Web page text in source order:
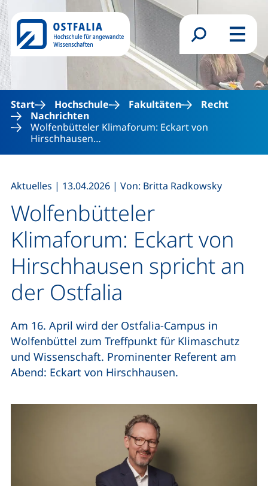
Direkt zum Inhalt
Suchformular
Menü
Start Hochschule Fakultäten
Recht
Nachrichten
Wolfenbütteler Klimaforum: Eckart von
Hirschhausen…
Wolfenbütteler
Klimaforum: Eckart von
Hirschhausen spricht an
der Ostfalia
Aktuelles | 13.04.2026 | Von: Britta Radkowsky
Am 16. April wird der Ostfalia-Campus in
Wolfenbüttel zum Treffpunkt für Klimaschutz
und Wissenschaft. Prominenter Referent am
Abend: Eckart von Hirschhausen.